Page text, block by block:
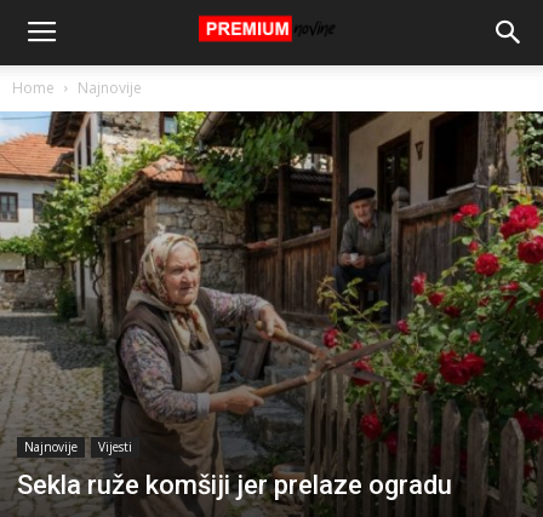
Home Najnovije
Najnovije Vijesti
Sekla ruže komšiji jer prelaze ogradu